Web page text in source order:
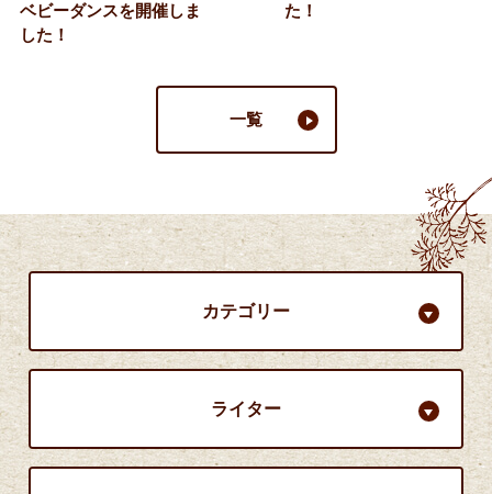
ベビーダンスを開催しま
した！
た！
一覧
カテゴリー
ライター